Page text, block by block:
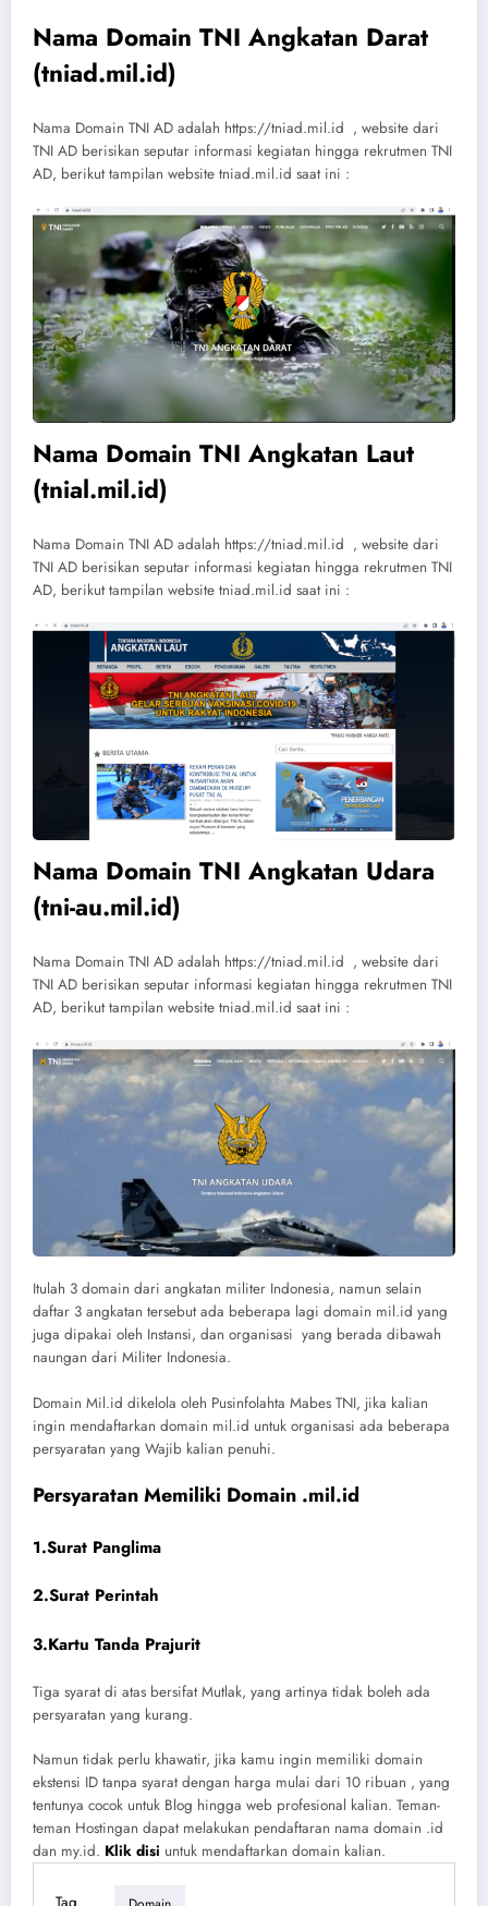
Nama Domain TNI Angkatan Darat
(tniad.mil.id)
Nama Domain TNI AD adalah https://tniad.mil.id , website dari
TNI AD berisikan seputar informasi kegiatan hingga rekrutmen TNI
AD, berikut tampilan website tniad.mil.id saat ini :
Nama Domain TNI Angkatan Laut
(tnial.mil.id)
Nama Domain TNI AD adalah https://tniad.mil.id , website dari
TNI AD berisikan seputar informasi kegiatan hingga rekrutmen TNI
AD, berikut tampilan website tniad.mil.id saat ini :
Nama Domain TNI Angkatan Udara
(tni-au.mil.id)
Nama Domain TNI AD adalah https://tniad.mil.id , website dari
TNI AD berisikan seputar informasi kegiatan hingga rekrutmen TNI
AD, berikut tampilan website tniad.mil.id saat ini :
Itulah 3 domain dari angkatan militer Indonesia, namun selain
daftar 3 angkatan tersebut ada beberapa lagi domain mil.id yang
juga dipakai oleh Instansi, dan organisasi yang berada dibawah
naungan dari Militer Indonesia.
Domain Mil.id dikelola oleh Pusinfolahta Mabes TNI, jika kalian
ingin mendaftarkan domain mil.id untuk organisasi ada beberapa
persyaratan yang Wajib kalian penuhi.
Persyaratan Memiliki Domain .mil.id
1.Surat Panglima
2.Surat Perintah
3.Kartu Tanda Prajurit
Tiga syarat di atas bersifat Mutlak, yang artinya tidak boleh ada
persyaratan yang kurang.
Namun tidak perlu khawatir, jika kamu ingin memiliki domain
ekstensi ID tanpa syarat dengan harga mulai dari 10 ribuan , yang
tentunya cocok untuk Blog hingga web profesional kalian. Teman-
teman Hostingan dapat melakukan pendaftaran nama domain .id
dan my.id. Klik disi untuk mendaftarkan domain kalian.